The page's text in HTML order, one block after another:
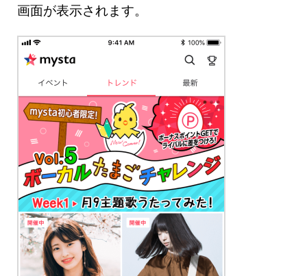
画面が表示されます。